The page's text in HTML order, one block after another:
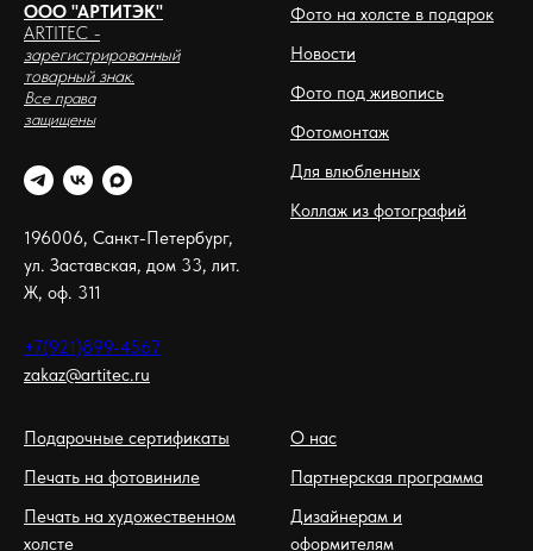
ООО "АРТИТЭК"
ARTITEC -
зарегистрированный
товарный знак.
Все права
защищены
196006, Санкт-Петербург,
ул. Заставская, дом 33, лит.
Ж, оф. 311
+7(921)899-4567
zakaz@artitec.ru
Фото на холсте в подарок
Новости
Фото под живопись
Фотомонтаж
Для влюбленных
Коллаж из фотографий
Подарочные сертификаты
Печать на фотовиниле
Печать на художественном
холсте
О нас
Партнерская программа
Дизайнерам и
оформителям